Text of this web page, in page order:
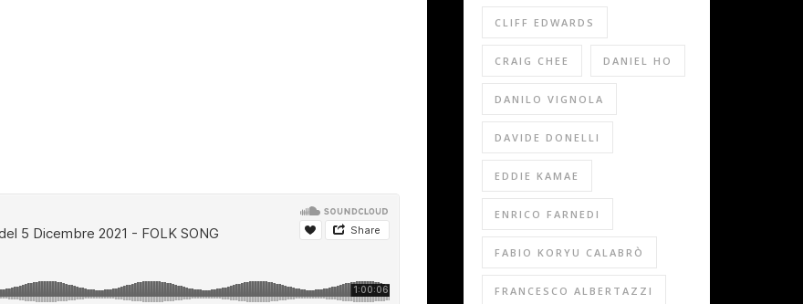
CLIFF EDWARDS
CRAIG CHEE DANIEL HO
DANILO VIGNOLA
DAVIDE DONELLI
EDDIE KAMAE
ENRICO FARNEDI
FABIO KORYU CALABRÒ
FRANCESCO ALBERTAZZI